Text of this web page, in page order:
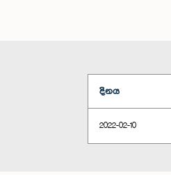
දිනය
2022-02-10